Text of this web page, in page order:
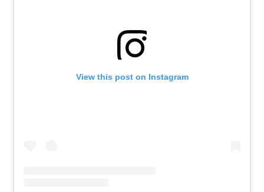
View this post on Instagram